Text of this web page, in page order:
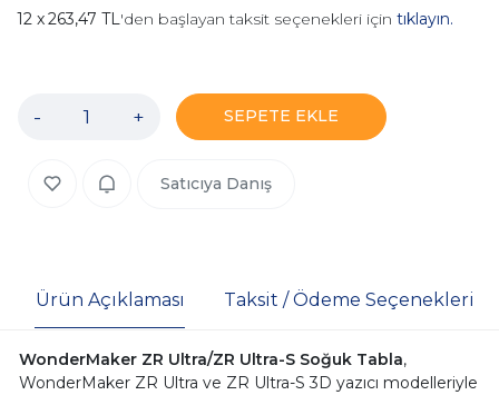
263,47 TL'den başlayan taksit seçenekleri için tıklayın.
- + SEPETE EKLE
Satıcıya Danış
Ürün Açıklaması Taksit / Ödeme Seçenekleri
WonderMaker ZR Ultra/ZR Ultra-S Soğuk Tabla,
WonderMaker ZR Ultra ve ZR Ultra-S 3D yazıcı modelleriyle